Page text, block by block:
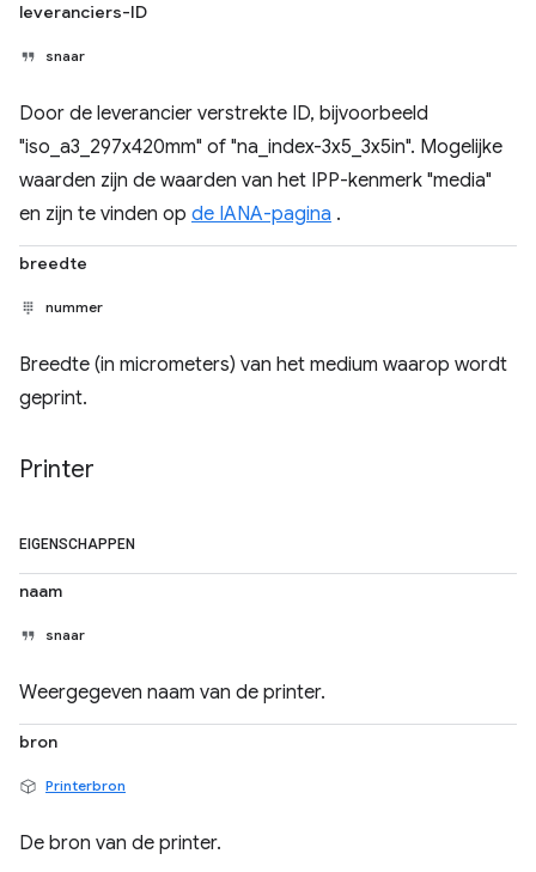
leveranciers-ID
snaar
Door de leverancier verstrekte ID, bijvoorbeeld
"iso_a3_297x420mm" of "na_index-3x5_3x5in". Mogelijke
waarden zijn de waarden van het IPP-kenmerk "media"
en zijn te vinden op de IANA-pagina .
breedte
nummer
Breedte (in micrometers) van het medium waarop wordt
geprint.
Printer
EIGENSCHAPPEN
naam
snaar
Weergegeven naam van de printer.
bron
Printerbron
De bron van de printer.